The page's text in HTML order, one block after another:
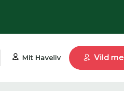
Mit Haveliv Vild